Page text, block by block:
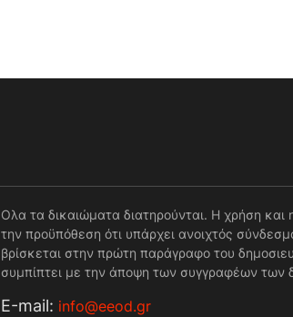
Ολα τα δικαιώματα διατηρούνται. Η χρήση
την προϋπόθεση ότι υπάρχει ανοιχτός
βρίσκεται στην πρώτη παράγραφο του
συμπίπτει με την άποψη των συγγραφέων των
Е-mail: info@eeod.gr